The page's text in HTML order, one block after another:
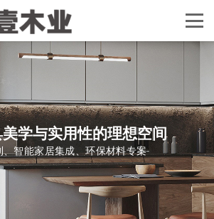
学与实用性的理想空间
、智能家居集成、环保材料专案